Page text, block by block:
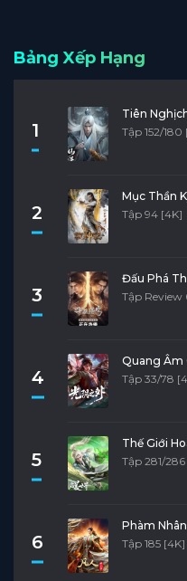
Bảng Xếp Hạng
1
Tiên
Tập 152/180
2
Mục Thần
Tập 94 [4K]
3
Đấu Phá
Tập Review
4
Quang Âm
Tập 33/78
5
Thế Giới
Tập 281/
6
Phàm
Tập 185 [4K]